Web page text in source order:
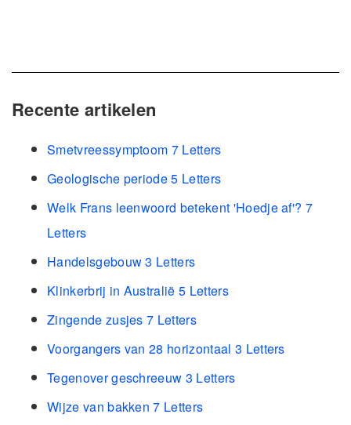
Recente artikelen
Smetvreessymptoom 7 Letters
Geologische periode 5 Letters
Welk Frans leenwoord betekent 'Hoedje af'? 7
Letters
Handelsgebouw 3 Letters
Klinkerbrij in Australië 5 Letters
Zingende zusjes 7 Letters
Voorgangers van 28 horizontaal 3 Letters
Tegenover geschreeuw 3 Letters
Wijze van bakken 7 Letters